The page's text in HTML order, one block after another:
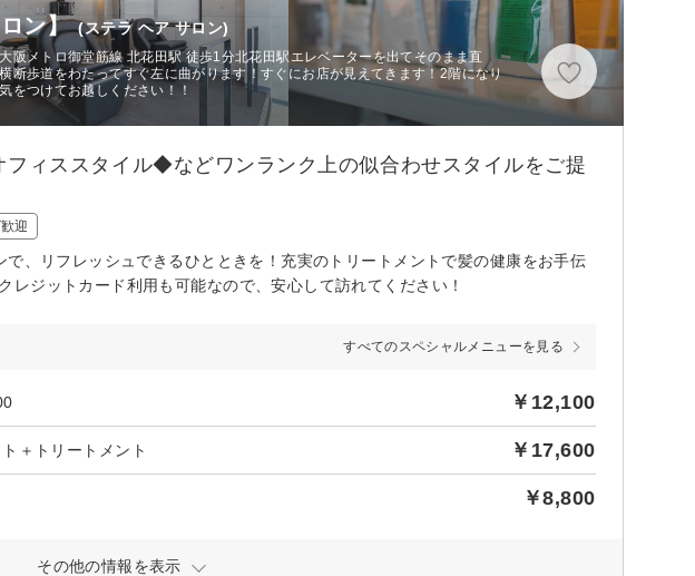
ン】 (ステラ ヘア サロン)
阪メトロ御堂筋線 北花田駅 徒歩1分北花田駅エレベーターを出てそのまま直
断歩道をわたってすぐ左に曲がります！すぐにお店が見えてきます！2階になり
をつけてお越しください！！
フィススタイル◆などワンランク上の似合わせスタイルをご提
迎
で、リフレッシュできるひとときを！充実のトリートメントで髪の健康をお手伝
ジットカード利用も可能なので、安心して訪れてください！
すべてのスペシャルメニューを見る
￥12,100
＋トリートメント ￥17,600
￥8,800
その他の情報を表示